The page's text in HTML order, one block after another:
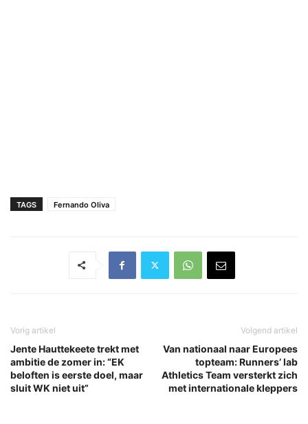
TAGS Fernando Oliva
Vorig artikel
Jente Hauttekeete trekt met
ambitie de zomer in: “EK
beloften is eerste doel, maar
sluit WK niet uit”
Volgend artikel
Van nationaal naar Europees
topteam: Runners’ lab
Athletics Team versterkt zich
met internationale kleppers